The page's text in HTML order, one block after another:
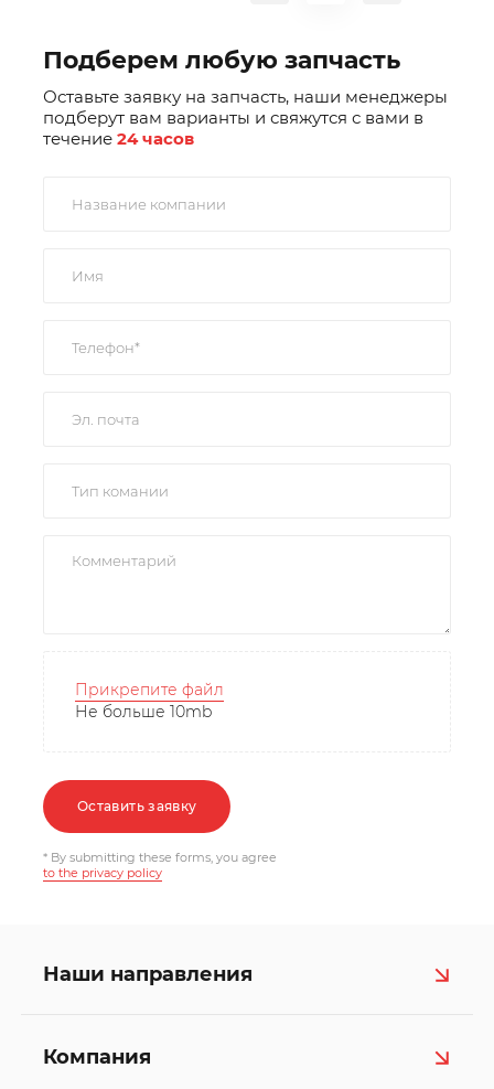
Подберем любую запчасть
Оставьте заявку на запчасть, наши менеджеры
подберут вам варианты и свяжутся с вами в
течение 24 часов
Прикрепите файл
Не больше 10mb
Оставить заявку
* By submitting these forms, you agree
to the privacy policy
Наши направления
Компания